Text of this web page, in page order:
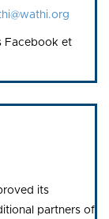
Facebook et
its
partners of